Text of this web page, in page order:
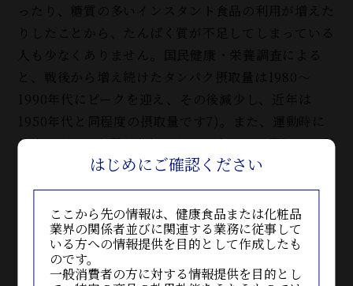
ったり、糖質の多いインスタント食品の利用が増えた
りしたことから、たんぱく質が不足してしまっている
人も少なくありません。国民健康・栄養調査による
と、戦後から増え続けたタンパク摂取量は1980～
1990年代にピークを迎え、その後減少し、近年は
1950年代と同程度の摂取量です7)。また、運動時に
体内のタンパク質が分解されてエネルギー源として利
用されてしまうたえ、食事だけで賄えない場合はプロ
テインを利用するのも一つの手です。
毎食バランスのとれた食事を整えるのは正直とても大
変なことですが、まずは一日一食だけでも意識するな
ど徐々に改善してみてはいかがでしょうか。外食でメ
はじめにご確認ください
ここから先の情報は、健康食品または化粧品
業界の関係者並びに関連する業務に従事して
いる方への情報提供を目的として作成したも
のです。
一般消費者の方に対する情報提供を目的とし